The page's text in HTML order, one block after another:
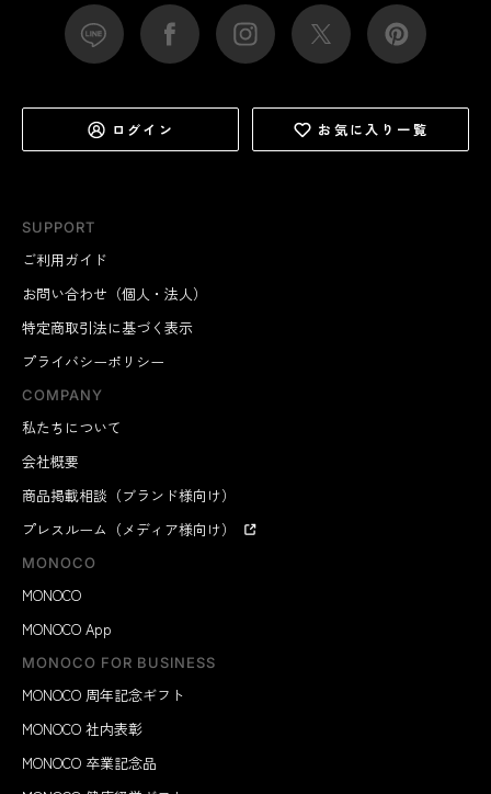
SUPPORT
ご利用ガイド
お問い合わせ（個人・法人）
特定商取引法に基づく表示
プライバシーポリシー
COMPANY
私たちについて
会社概要
商品掲載相談（ブランド様向け）
プレスルーム（メディア様向け）
MONOCO
MONOCO
MONOCO App
MONOCO FOR BUSINESS
MONOCO 周年記念ギフト
MONOCO 社内表彰
MONOCO 卒業記念品
ログイン お気に入り一覧